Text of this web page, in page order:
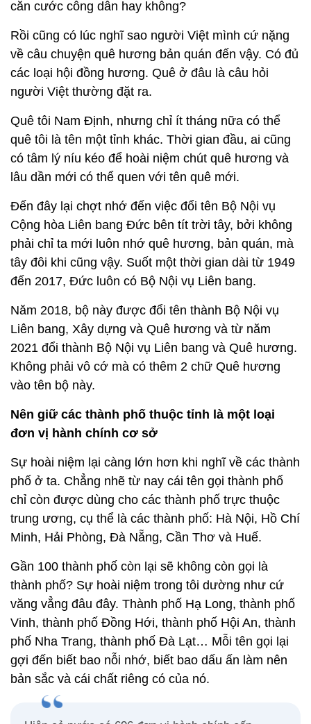
căn cước công dân hay không?
Rồi cũng có lúc nghĩ sao người Việt mình cứ nặng
về câu chuyện quê hương bản quán đến vậy. Có đủ
các loại hội đồng hương. Quê ở đâu là câu hỏi
người Việt thường đặt ra.
Quê tôi Nam Định, nhưng chỉ ít tháng nữa có thể
quê tôi là tên một tỉnh khác. Thời gian đầu, ai cũng
có tâm lý níu kéo để hoài niệm chút quê hương và
lâu dần mới có thể quen với tên quê mới.
Đến đây lại chợt nhớ đến việc đổi tên Bộ Nội vụ
Cộng hòa Liên bang Đức bên tít trời tây, bởi không
phải chỉ ta mới luôn nhớ quê hương, bản quán, mà
tây đôi khi cũng vậy. Suốt một thời gian dài từ 1949
đến 2017, Đức luôn có Bộ Nội vụ Liên bang.
Năm 2018, bộ này được đổi tên thành Bộ Nội vụ
Liên bang, Xây dựng và Quê hương và từ năm
2021 đổi thành Bộ Nội vụ Liên bang và Quê hương.
Không phải vô cớ mà có thêm 2 chữ Quê hương
vào tên bộ này.
Nên giữ các thành phố thuộc tỉnh là một loại
đơn vị hành chính cơ sở
Sự hoài niệm lại càng lớn hơn khi nghĩ về các thành
phố ở ta. Chẳng nhẽ từ nay cái tên gọi thành phố
chỉ còn được dùng cho các thành phố trực thuộc
trung ương, cụ thể là các thành phố: Hà Nội, Hồ Chí
Minh, Hải Phòng, Đà Nẵng, Cần Thơ và Huế.
Gần 100 thành phố còn lại sẽ không còn gọi là
thành phố? Sự hoài niệm trong tôi dường như cứ
văng vẳng đâu đây. Thành phố Hạ Long, thành phố
Vinh, thành phố Đồng Hới, thành phố Hội An, thành
phố Nha Trang, thành phố Đà Lạt… Mỗi tên gọi lại
gợi đến biết bao nỗi nhớ, biết bao dấu ấn làm nên
bản sắc và cái chất riêng có của nó.